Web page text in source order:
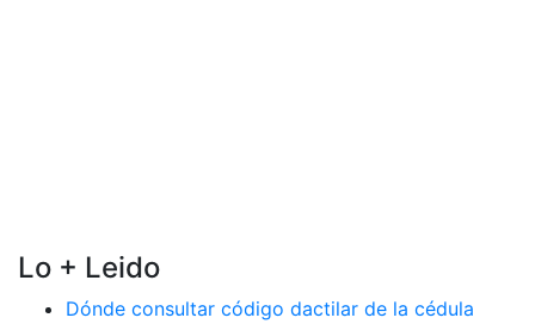
Lo + Leido
Dónde consultar código dactilar de la cédula